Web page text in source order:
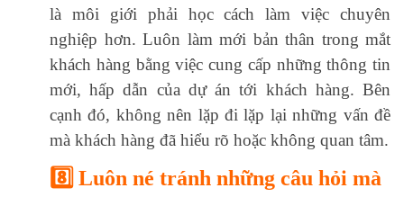
là môi giới phải học cách làm việc chuyên
nghiệp hơn. Luôn làm mới bản thân trong mắt
khách hàng bằng việc cung cấp những thông tin
mới, hấp dẫn của dự án tới khách hàng. Bên
cạnh đó, không nên lặp đi lặp lại những vấn đề
mà khách hàng đã hiểu rõ hoặc không quan tâm.
8️⃣ Luôn né tránh những câu hỏi mà